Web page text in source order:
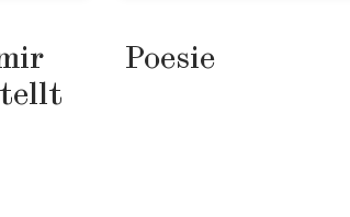
Poesie